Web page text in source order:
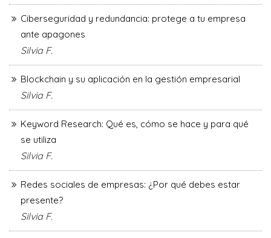
Ciberseguridad y redundancia: protege a tu empresa
ante apagones
Silvia F.
Blockchain y su aplicación en la gestión empresarial
Silvia F.
Keyword Research: Qué es, cómo se hace y para qué
se utiliza
Silvia F.
Redes sociales de empresas: ¿Por qué debes estar
presente?
Silvia F.